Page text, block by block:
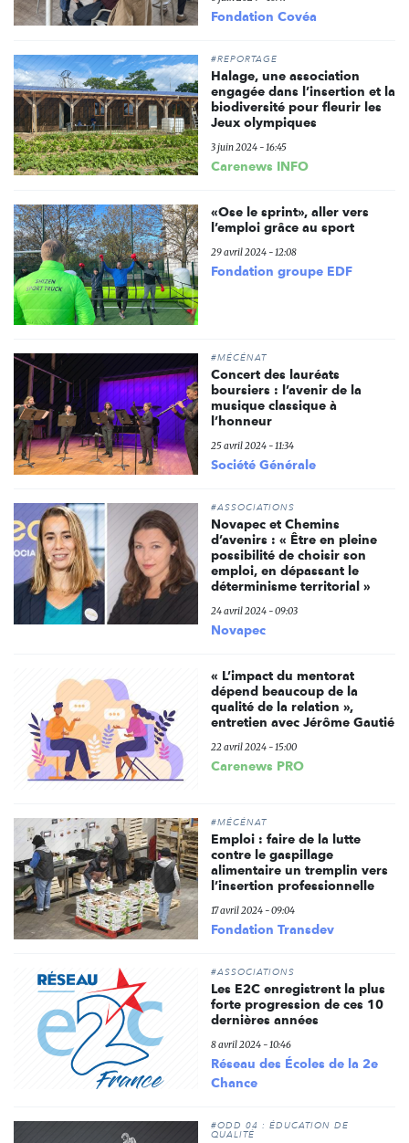
Fondation Covéa
#REPORTAGE
Halage, une association
engagée dans l’insertion et la
biodiversité pour fleurir les
Jeux olympiques
3 juin 2024 - 16:45
Carenews INFO
«Ose le sprint», aller vers
l’emploi grâce au sport
29 avril 2024 - 12:08
Fondation groupe EDF
#MÉCÉNAT
Concert des lauréats
boursiers : l’avenir de la
musique classique à
l’honneur
25 avril 2024 - 11:34
Société Générale
#ASSOCIATIONS
Novapec et Chemins
d’avenirs : « Être en pleine
possibilité de choisir son
emploi, en dépassant le
déterminisme territorial »
24 avril 2024 - 09:03
Novapec
« L’impact du mentorat
dépend beaucoup de la
qualité de la relation »,
entretien avec Jérôme Gautié
22 avril 2024 - 15:00
Carenews PRO
#MÉCÉNAT
Emploi : faire de la lutte
contre le gaspillage
alimentaire un tremplin vers
l’insertion professionnelle
17 avril 2024 - 09:04
Fondation Transdev
#ASSOCIATIONS
Les E2C enregistrent la plus
forte progression de ces 10
dernières années
8 avril 2024 - 10:46
Réseau des Écoles de la 2e
Chance
#ODD 04 : ÉDUCATION DE
QUALITÉ